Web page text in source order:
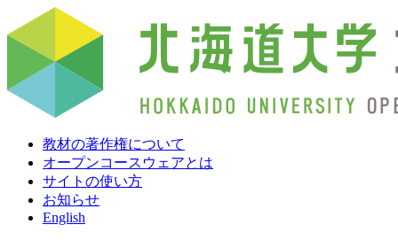
教材の著作権について
オープンコースウェアとは
サイトの使い方
お知らせ
English